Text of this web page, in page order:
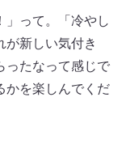
」って。「冷やし
が新しい気付き
ったなって感じで
かを楽しんでくだ